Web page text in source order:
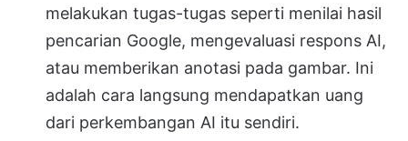
melakukan tugas-tugas seperti menilai hasil
pencarian Google, mengevaluasi respons AI,
atau memberikan anotasi pada gambar. Ini
adalah cara langsung mendapatkan uang
dari perkembangan AI itu sendiri.